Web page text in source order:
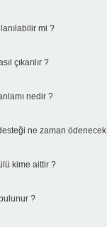
mi ?
çıkarılır ?
nedir ?
desteği ne zaman
kime aittir ?
?